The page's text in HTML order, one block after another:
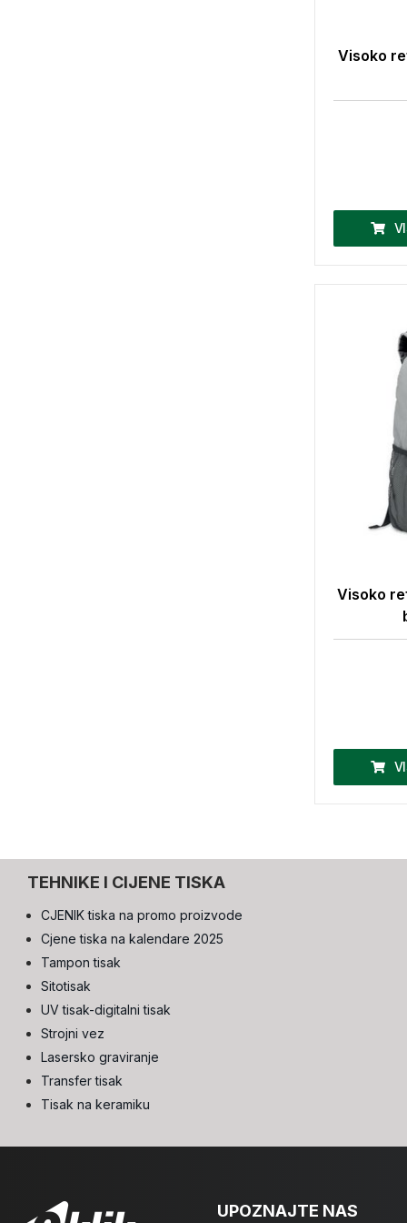
Visoko
Visoko
TEHNIKE I CIJENE TISKA
CJENIK tiska na promo proizvode
Cjene tiska na kalendare 2025
Tampon tisak
Sitotisak
UV tisak-digitalni tisak
Strojni vez
Lasersko graviranje
Transfer tisak
Tisak na keramiku
UPOZNAJTE NAS